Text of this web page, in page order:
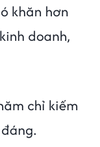
khăn hơn
doanh,
chỉ kiếm